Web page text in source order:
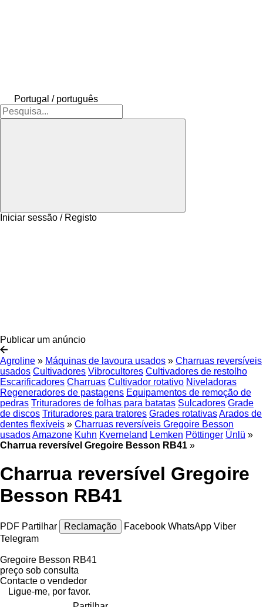
Portugal / português
Iniciar sessão / Registo
Publicar um anúncio
Agroline » Máquinas de lavoura usados » Charruas reversíveis
usados Cultivadores Vibrocultores Cultivadores de restolho
Escarificadores Charruas Cultivador rotativo Niveladoras
Regeneradores de pastagens Equipamentos de remoção de
pedras Trituradores de folhas para batatas Sulcadores Grade
de discos Trituradores para tratores Grades rotativasArados de
dentes flexíveis » Charruas reversíveis Gregoire Besson
usadosAmazone Kuhn Kverneland Lemken Pöttinger Ünlü »
Charrua reversível Gregoire Besson RB41 »
Charrua reversível Gregoire
Besson RB41
PDF Partilhar Reclamação Facebook WhatsApp Viber
Telegram
Gregoire Besson RB41
preço sob consulta
Contacte o vendedor
Ligue-me, por favor.